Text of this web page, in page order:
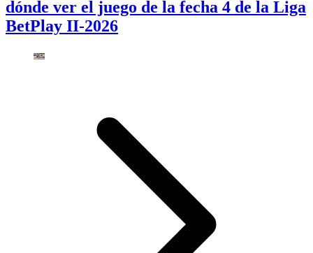
dónde ver el juego de la fecha 4 de la Liga
BetPlay II-2026